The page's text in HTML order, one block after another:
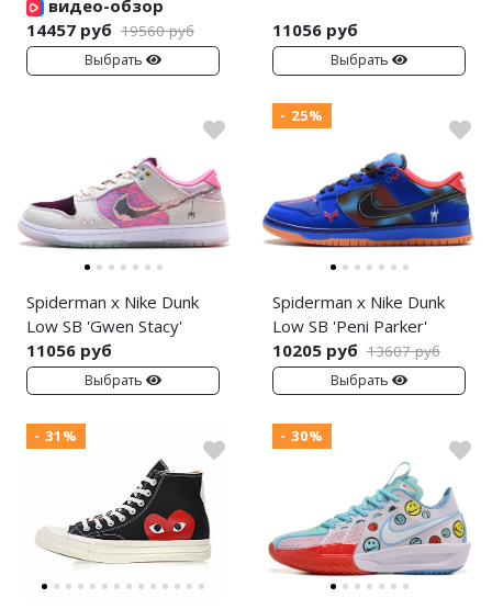
видео-обзор
14457 руб 19560 руб
Выбрать
11056 руб
Выбрать
Spiderman x Nike Dunk
Low SB 'Gwen Stacy'
11056 руб
Выбрать
- 25%
Spiderman x Nike Dunk
Low SB 'Peni Parker'
10205 руб 13607 руб
Выбрать
- 31% - 30%